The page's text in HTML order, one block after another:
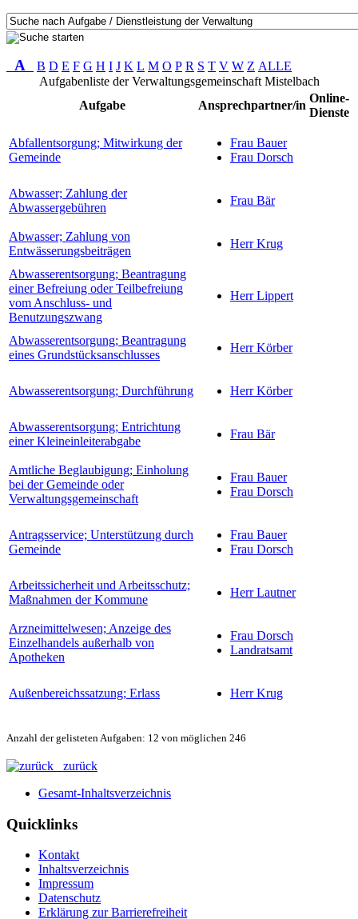
A B D E F G H I J K L M O P R S T V W Z ALLE
Aufgabenliste der Verwaltungsgemeinschaft Mistelbach
Aufgabe
Ansprechpartner/in
Online-
Dienste
Abfallentsorgung; Mitwirkung der
Gemeinde
Frau Bauer
Frau Dorsch
Abwasser; Zahlung der
Abwassergebühren
Frau Bär
Abwasser; Zahlung von
Entwässerungsbeiträgen
Herr Krug
Abwasserentsorgung; Beantragung
einer Befreiung oder Teilbefreiung
vom Anschluss- und
Benutzungszwang
Herr Lippert
Abwasserentsorgung; Beantragung
eines Grundstücksanschlusses
Herr Körber
Abwasserentsorgung; Durchführung Herr Körber
Abwasserentsorgung; Entrichtung
einer Kleineinleiterabgabe
Frau Bär
Amtliche Beglaubigung; Einholung
bei der Gemeinde oder
Verwaltungsgemeinschaft
Frau Bauer
Frau Dorsch
Antragsservice; Unterstützung durch
Gemeinde
Frau Bauer
Frau Dorsch
Arbeitssicherheit und Arbeitsschutz;
Maßnahmen der Kommune
Herr Lautner
Arzneimittelwesen; Anzeige des
Einzelhandels außerhalb von
Apotheken
Frau Dorsch
Landratsamt
Außenbereichssatzung; Erlass Herr Krug
Anzahl der gelisteten Aufgaben: 12 von möglichen 246
zurück
Gesamt-Inhaltsverzeichnis
Quicklinks
Kontakt
Inhaltsverzeichnis
Impressum
Datenschutz
Erklärung zur Barrierefreiheit